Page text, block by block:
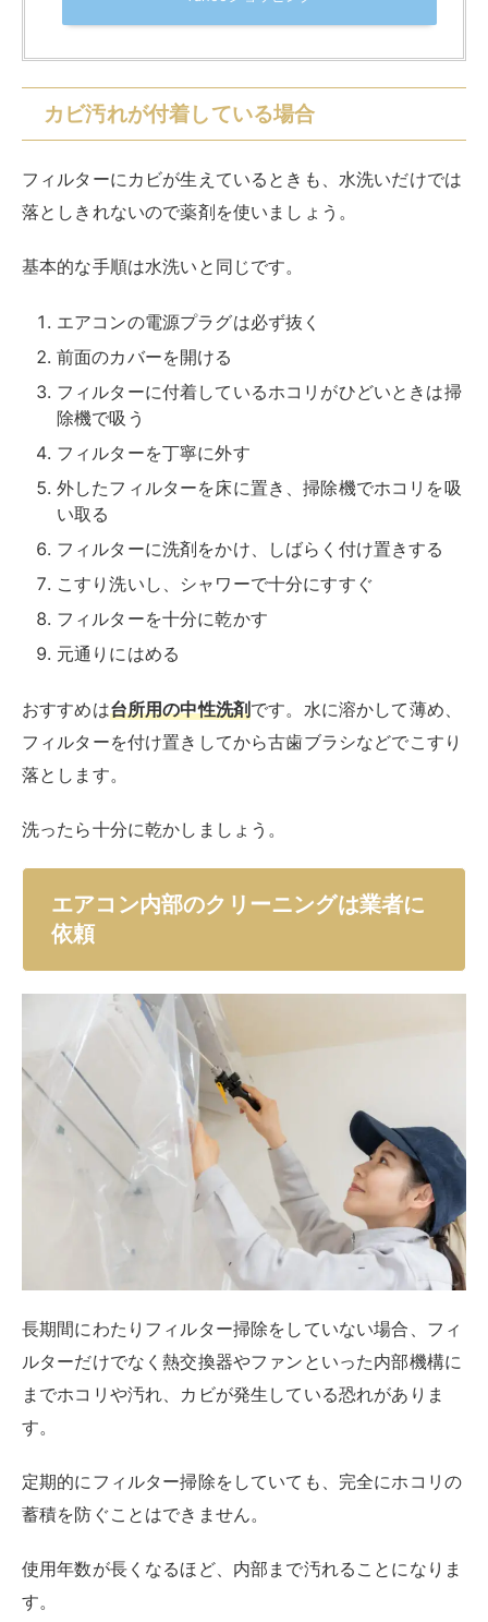
長期間にわたりフィルター掃除をしていない場合、フィ
ルターだけでなく熱交換器やファンといった内部機構に
までホコリや汚れ、カビが発生している恐れがありま
す。
定期的にフィルター掃除をしていても、完全にホコリの
蓄積を防ぐことはできません。
使用年数が長くなるほど、内部まで汚れることになりま
エアコン内部は分解しなければ掃除できず、素人にはで
ます。
内部を掃除するスプレーやフォームタイプのクリーナー
い流せないため、注意が必要です。
かえって汚れやカビの原因になったり、サビたりする
とがあります。
ょう。構造を知り尽くした専門家が内部をすっきりクリ
ーニングしてくれます。
以下に、編集部からおすすめしたいエアコンクリーニン
グ業者をピックアックしました。参考にしてみてくださ
リピート率No,1！ハウスクリーニングなら【お
イオングループのカジタク
エアコンクリーニングならおまかせ【ナックダ
スキン】
エアコンフィルターを掃除すれば効果
も電気代も全然違う！